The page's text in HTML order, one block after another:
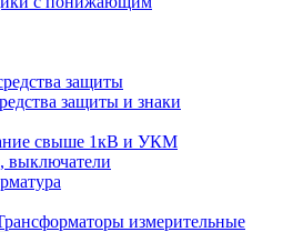
защиты
защиты и знаки
свыше 1кВ и УКМ
выключатели
измерительные